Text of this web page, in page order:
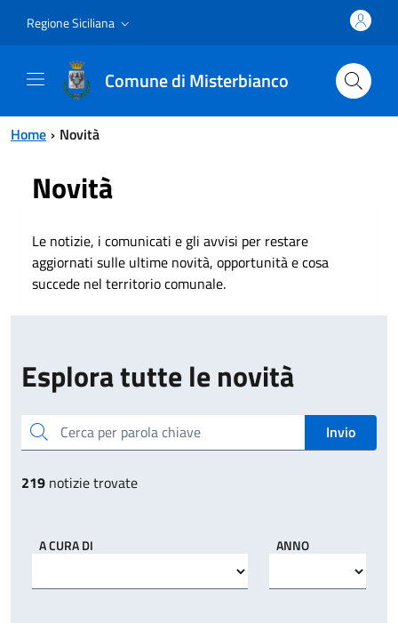
Regione Siciliana
Comune di Misterbianco
Home Novità
Novità
Le notizie, i comunicati e gli avvisi per restare
aggiornati sulle ultime novità, opportunità e cosa
succede nel territorio comunale.
Esplora tutte le novità
Cerca per parola chiave Invio
219 notizie trovate
A CURA DI ANNO